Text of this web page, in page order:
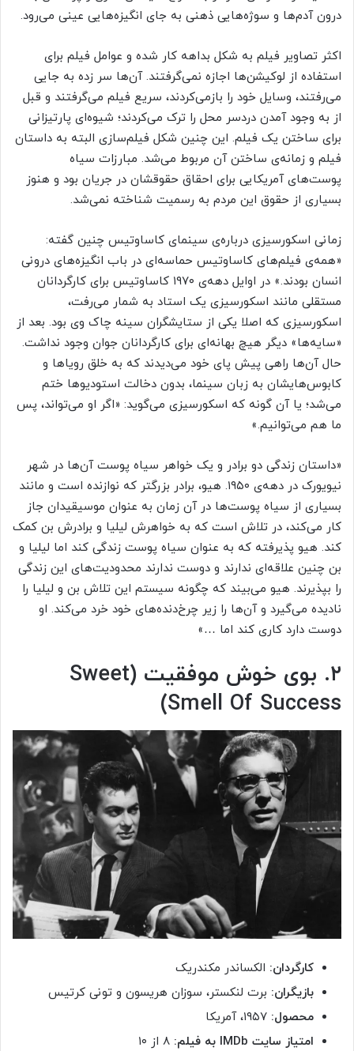
درون آدم‌ها و سوژه‌هایی ذهنی به جای انگیزه‌هایی عینی می‌رود.
اکثر تصاویر فیلم به شکل بداهه کار شده و عوامل فیلم برای
استفاده از لوکیشن‌ها اجازه نمی‌گرفتند. آن‌ها سر زده به جایی
می‌رفتند، وسایل خود را بازمی‌کردند، سریع فیلم می‌گرفتند و قبل
از به وجود آمدن دردسر محل را ترک می‌کردند؛ شیوه‌ای پارتیزانی
برای ساختن یک فیلم. این چنین شکل فیلم‌سازی البته به داستان
فیلم و زمانه‌ی ساختن آن مربوط می‌شد. مبارزات سیاه
پوست‌های آمریکایی برای احقاق حقوقشان در جریان بود و هنوز
بسیاری از حقوق این مردم به رسمیت شناخته نمی‌شد.
زمانی اسکورسیزی درباره‌ی سینمای کاساوتیس چنین گفته:
«همه‌ی فیلم‌های کاساوتیس حماسه‌ای در باب انگیزه‌های درونی
انسان بودند.» در اوایل دهه‌ی ۱۹۷۰ کاساوتیس برای کارگردانان
مستقلی مانند اسکورسیزی یک استاد به شمار می‌رفت،
اسکورسیزی که اصلا یکی از ستایشگران سینه چاک وی بود. بعد از
«سایه‌ها» دیگر هیچ بهانه‌ای برای کارگردانان جوان وجود نداشت.
حال آن‌ها راهی پیش پای خود می‌دیدند که به خلق رویاها و
کابوس‌هایشان به زبان سینما، بدون دخالت استودیوها ختم
می‌شد؛ یا آن گونه که اسکورسیزی می‌گوید: «اگر او می‌تواند، پس
ما هم می‌توانیم.»
«داستان زندگی دو برادر و یک خواهر سیاه پوست آن‌ها در شهر
نیویورک در دهه‌ی ۱۹۵۰. هیو، برادر بزرگتر که نوازنده‌ است و مانند
بسیاری از سیاه پوست‌ها در آن زمان به عنوان موسیقیدان جاز
کار می‌کند، در تلاش است که به خواهرش لیلیا و برادرش بن کمک
کند. هیو پذیرفته که به عنوان سیاه پوست زندگی کند اما لیلیا و
بن چنین علاقه‌ای ندارند و دوست ندارند محدودیت‌های این زندگی
را بپذیرند. هیو می‌بیند که چگونه سیستم این تلاش بن و لیلیا را
نادیده می‌گیرد و آن‌ها را زیر چرخ‌دنده‌های خود خرد می‌کند. او
دوست دارد کاری کند اما …»
۲. بوی خوش موفقیت (Sweet
Smell Of Success)
کارگردان: الکساندر مکندریک
بازیگران: برت لنکستر، سوزان هریسون و تونی کرتیس
محصول:
امتیاز سایت IMDb به فیلم: